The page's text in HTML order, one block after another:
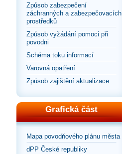
Způsob zabezpečení
záchranných a zabezpečovacích
prostředků
Způsob vyžádání pomoci při
povodni
Schéma toku informací
Varovná opatření
Způsob zajištění aktualizace
Grafická část
Mapa povodňového plánu města
dPP České republiky